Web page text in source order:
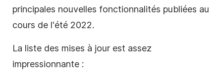
principales nouvelles fonctionnalités publiées au
cours de l'été 2022.
La liste des mises à jour est assez
impressionnante :